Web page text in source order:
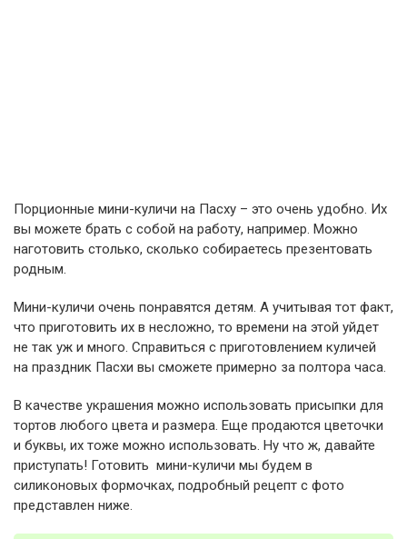
Порционные мини-куличи на Пасху – это очень удобно. Их
вы можете брать с собой на работу, например. Можно
наготовить столько, сколько собираетесь презентовать
родным.
Мини-куличи очень понравятся детям. А учитывая тот факт,
что приготовить их в несложно, то времени на этой уйдет
не так уж и много. Справиться с приготовлением куличей
на праздник Пасхи вы сможете примерно за полтора часа.
В качестве украшения можно использовать присыпки для
тортов любого цвета и размера. Еще продаются цветочки
и буквы, их тоже можно использовать. Ну что ж, давайте
приступать! Готовить мини-куличи мы будем в
силиконовых формочках, подробный рецепт с фото
представлен ниже.